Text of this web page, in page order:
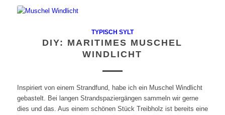
TYPISCH SYLT
DIY: MARITIMES MUSCHEL
WINDLICHT
Inspiriert von einem Strandfund, habe ich ein Muschel Windlicht
gebastelt. Bei langen Strandspaziergängen sammeln wir gerne
dies und das. Aus einem schönen Stück Treibholz ist bereits eine